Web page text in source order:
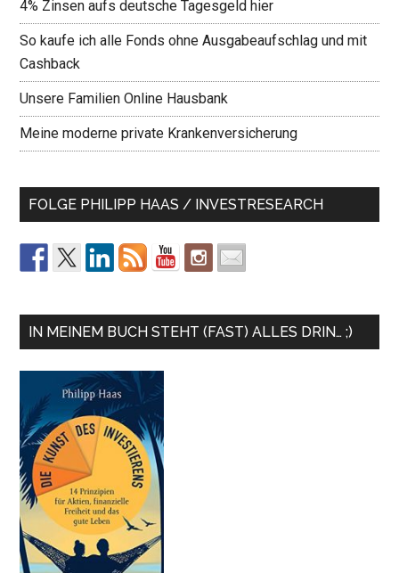
4% Zinsen aufs deutsche Tagesgeld hier
So kaufe ich alle Fonds ohne Ausgabeaufschlag und mit
Cashback
Unsere Familien Online Hausbank
Meine moderne private Krankenversicherung
FOLGE PHILIPP HAAS / INVESTRESEARCH
IN MEINEM BUCH STEHT (FAST) ALLES DRIN… ;)